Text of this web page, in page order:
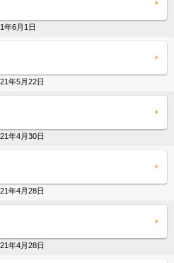
年6月1日
年5月22日
年4月30日
年4月28日
年4月28日